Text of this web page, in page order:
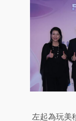
左起為玩美